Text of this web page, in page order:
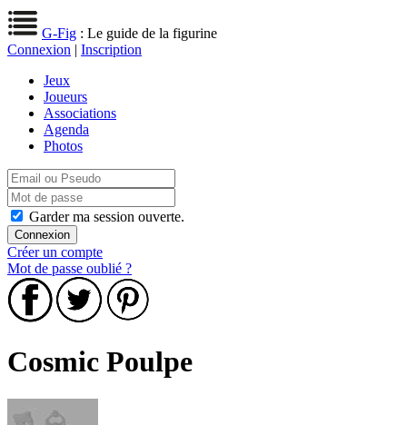
G-Fig : Le guide de la figurine
Connexion | Inscription
Jeux
Joueurs
Associations
Agenda
Photos
Garder ma session ouverte.
Créer un compte
Mot de passe oublié ?
Cosmic Poulpe